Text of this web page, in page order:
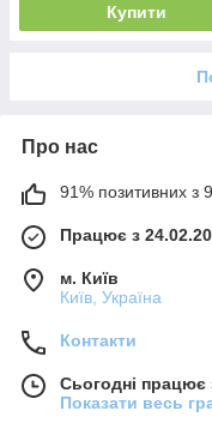
Купити
Про нас
91% позитивних з
Працює з
м. Київ
Київ, Україна
Контакти
Сьогодні працює
Показати весь